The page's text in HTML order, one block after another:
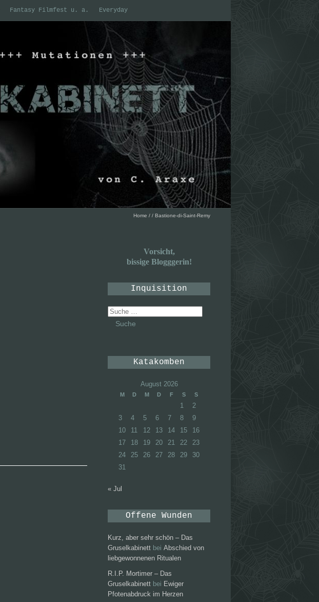
Fantasy Filmfest u. a. Everyday
Home / / Bastione-di-Saint-Remy
Vorsicht,
bissige Blogggerin!
Inquisition
Suche
nach:
Katakomben
August 2026
M D M D F S S
1
2
3
4 5 6 7 8
9
10
11 12 13 14 15
16
17
18 19 20 21 22
23
24
25 26 27 28 29
30
31
« Jul
Offene Wunden
Kurz, aber sehr schön – Das
Gruselkabinett bei Abschied von
liebgewonnenen Ritualen
R.I.P. Mortimer – Das
Gruselkabinett bei Ewiger
Pfotenabdruck im Herzen